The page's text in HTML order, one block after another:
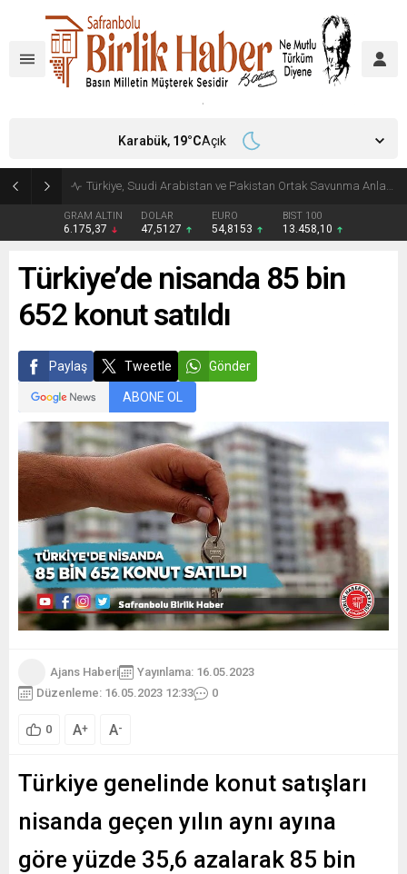
Türkiye, Suudi Arabistan ve Pakistan Ortak Savunma Anlaşması imzaladı
GRAM ALTIN
6.175,37
DOLAR
47,5127
EURO
54,8153
BIST 100
13.458,10
Karabük, 19°CAçık
Türkiye’de nisanda 85 bin
652 konut satıldı
Paylaş Tweetle Gönder
ABONE OL
Ajans Haberi
Yayınlama: 16.05.2023
Düzenleme: 16.05.2023 12:33
0
0 A+ A-
Türkiye genelinde konut satışları
nisanda geçen yılın aynı ayına
göre yüzde 35,6 azalarak 85 bin